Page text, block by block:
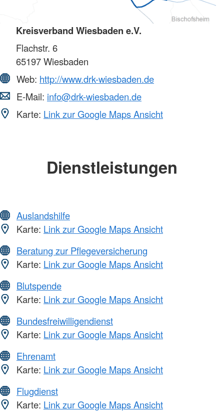
Kreisverband Wiesbaden e.V.
Flachstr. 6
65197Wiesbaden
Web: http://www.drk-wiesbaden.de
E-Mail: info@drk-wiesbaden.de
Karte: Link zur Google Maps Ansicht
Dienstleistungen
Auslandshilfe
Karte: Link zur Google Maps Ansicht
Beratung zur Pflegeversicherung
Karte: Link zur Google Maps Ansicht
Blutspende
Karte: Link zur Google Maps Ansicht
Bundesfreiwilligendienst
Karte: Link zur Google Maps Ansicht
Ehrenamt
Karte: Link zur Google Maps Ansicht
Flugdienst
Karte: Link zur Google Maps Ansicht